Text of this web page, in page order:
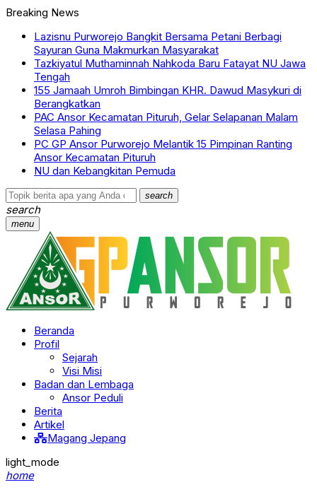
Breaking News
Lazisnu Purworejo Bangkit Bersama Petani Berbagi
Sayuran Guna Makmurkan Masyarakat
Tazkiyatul Muthaminnah Nahkoda Baru Fatayat NU Jawa
Tengah
155 Jamaah Umroh Bimbingan KHR. Dawud Masykuri di
Berangkatkan
PAC Ansor Kecamatan Pituruh, Gelar Selapanan Malam
Selasa Pahing
PC GP Ansor Purworejo Melantik 15 Pimpinan Ranting
Ansor Kecamatan Pituruh
NU dan Kebangkitan Pemuda
search
search
menu
Beranda
Profil
Sejarah
Visi Misi
Badan dan Lembaga
Ansor Peduli
Berita
Artikel
Magang Jepang
light_mode
home